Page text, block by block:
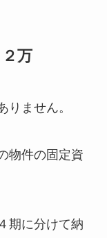
万
りません。
物件の固定資
期に分けて納